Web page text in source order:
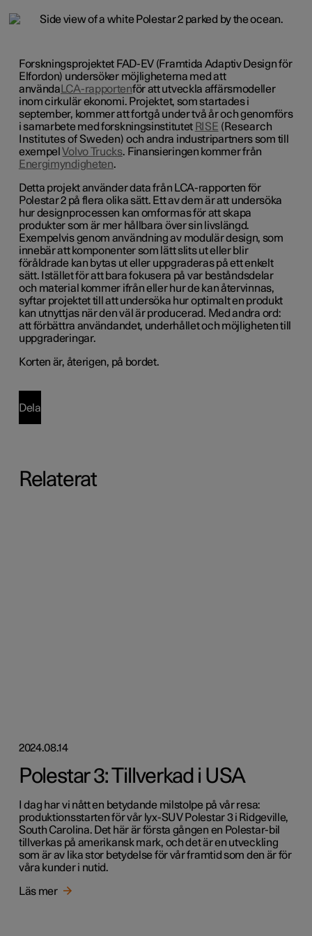
Forskningsprojektet FAD-EV (Framtida Adaptiv Design för
Elfordon) undersöker möjligheterna med att
använda LCA-rapportenför att utveckla affärsmodeller
inom cirkulär ekonomi. Projektet, som startades i
september, kommer att fortgå under två år och genomförs
i samarbete med forskningsinstitutet RISE (Research
Institutes of Sweden) och andra industripartners som till
exempel Volvo Trucks. Finansieringen kommer från
Energimyndigheten.
Detta projekt använder data från LCA-rapporten för
Polestar 2 på flera olika sätt. Ett av dem är att undersöka
hur designprocessen kan omformas för att skapa
produkter som är mer hållbara över sin livslängd.
Exempelvis genom användning av modulär design, som
innebär att komponenter som lätt slits ut eller blir
föråldrade kan bytas ut eller uppgraderas på ett enkelt
sätt. Istället för att bara fokusera på var beståndsdelar
och material kommer ifrån eller hur de kan återvinnas,
syftar projektet till att undersöka hur optimalt en produkt
kan utnyttjas när den väl är producerad. Med andra ord:
att förbättra användandet, underhållet och möjligheten till
uppgraderingar.
Korten är, återigen, på bordet.
Dela
Relaterat
2024.08.14
Polestar 3: Tillverkad i USA
I dag har vi nått en betydande milstolpe på vår resa:
produktionsstarten för vår lyx-SUV Polestar 3 i Ridgeville,
South Carolina. Det här är första gången en Polestar-bil
tillverkas på amerikansk mark, och det är en utveckling
som är av lika stor betydelse för vår framtid som den är för
våra kunder i nutid.
Läs mer